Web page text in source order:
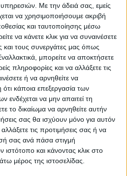
Με την άδειά σας, εμείς
να χρησιμοποιήσουμε ακριβή
και ταυτοποίησης μέσω
να κάνετε κλικ για να συναινέσετε
και τους συνεργάτες μας όπως
μπορείτε να αποκτήσετε
πληροφορίες και να αλλάξετε τις
ή να αρνηθείτε να
κάποια επεξεργασία των
να μην απαιτεί τη
το δικαίωμα να αρνηθείτε αυτήν
σας θα ισχύουν μόνο για αυτόν
τις προτιμήσεις σας ή να
σας ανά πάσα στιγμή
ιστότοπο και κάνοντας κλικ στο
μέρος της ιστοσελίδας.
και καθαρισμός
φρεατίων για
απορροής υδάτων,
καθαρισμός σχολικών,
κ.λπ.).
(Δράσεις
ανάπλαση περιοχών,
με την αφαίρεση
δέντρων και
φερτών υλικών από
κ.λπ.).